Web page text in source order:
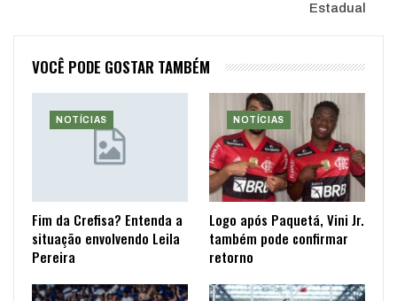
Estadual
VOCÊ PODE GOSTAR TAMBÉM
NOTÍCIAS
Fim da Crefisa? Entenda a
situação envolvendo Leila
Pereira
NOTÍCIAS
Logo após Paquetá, Vini Jr.
também pode confirmar
retorno